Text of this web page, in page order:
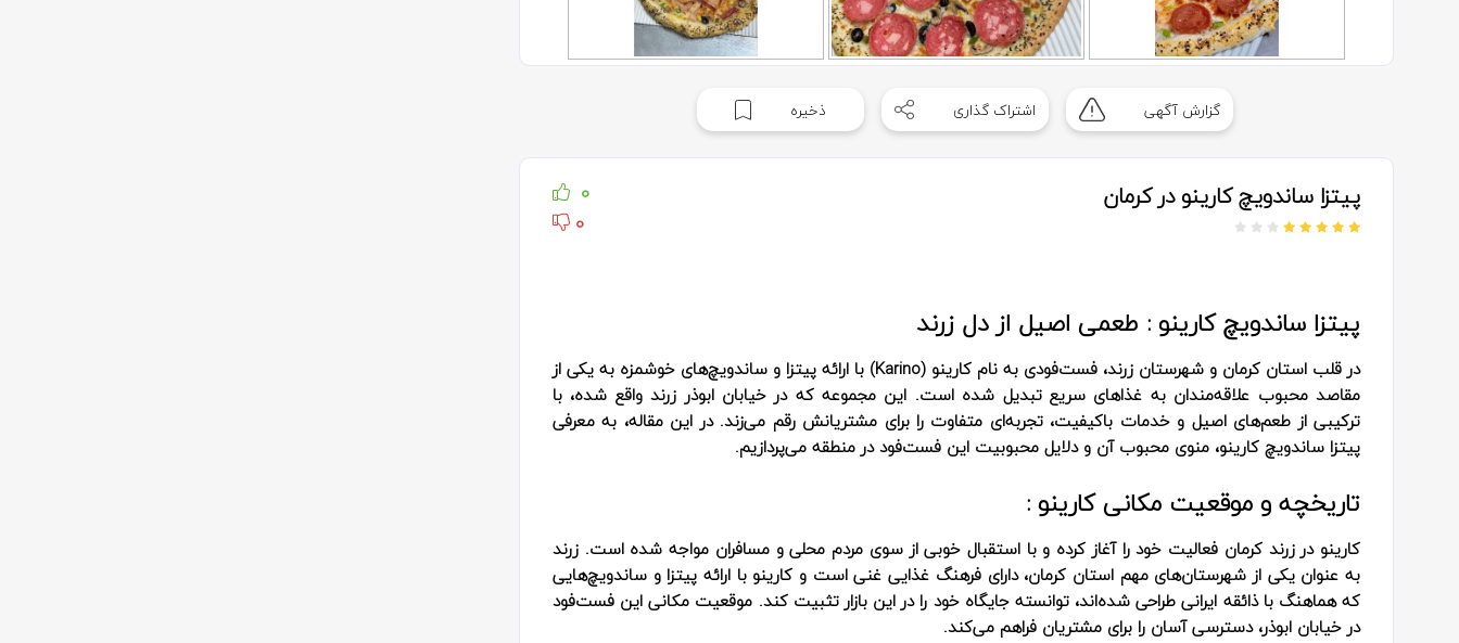
گزارش آگهی اشتراک گذاری ذخیره
پیتزا ساندویچ کارینو در کرمان
0
0
پیتزا ساندویچ کارینو : طعمی اصیل از دل زرند
در قلب استان کرمان و شهرستان زرند، فست‌فودی به نام کارینو (Karino) با ارائه پیتزا و ساندویچ‌های خوشمزه به یکی از
مقاصد محبوب علاقه‌مندان به غذاهای سریع تبدیل شده است. این مجموعه که در خیابان ابوذر زرند واقع شده، با
ترکیبی از طعم‌های اصیل و خدمات باکیفیت، تجربه‌ای متفاوت را برای مشتریانش رقم می‌زند. در این مقاله، به معرفی
پیتزا ساندویچ کارینو، منوی محبوب آن و دلایل محبوبیت این فست‌فود در منطقه می‌پردازیم.
تاریخچه و موقعیت مکانی کارینو :
کارینو در زرند کرمان فعالیت خود را آغاز کرده و با استقبال خوبی از سوی مردم محلی و مسافران مواجه شده است. زرند
به عنوان یکی از شهرستان‌های مهم استان کرمان، دارای فرهنگ غذایی غنی است و کارینو با ارائه پیتزا و ساندویچ‌هایی
که هماهنگ با ذائقه ایرانی طراحی شده‌اند، توانسته جایگاه خود را در این بازار تثبیت کند. موقعیت مکانی این فست‌فود
در خیابان ابوذر، دسترسی آسان را برای مشتریان فراهم می‌کند.